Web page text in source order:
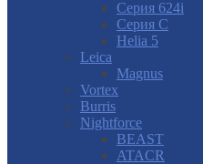
Серия 624i
Серия С
Helia 5
Leica
Magnus
Vortex
Burris
Nightforce
BEAST
ATACR